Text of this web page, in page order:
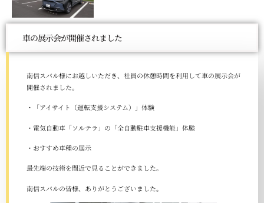
車の展示会が開催されました
南信スバル様にお越しいただき、社員の休憩時間を利用して車の展示会が
開催されました。
・「アイサイト（運転支援システム）」体験
・電気自動車「ソルテラ」の「全自動駐車支援機能」体験
・おすすめ車種の展示
最先端の技術を間近で見ることができました。
南信スバルの皆様、ありがとうございました。